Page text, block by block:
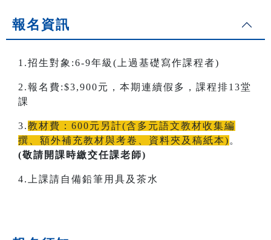
報名資訊
1.招生對象:6-9年級(上過基礎寫作課程者)
2.報名費:$3,900元，本期連續假多，課程排13堂
課
3.教材費：600元另計(含多元語文教材收集編
撰、額外補充教材與考卷、資料夾及稿紙本) 。
(敬請開課時繳交任課老師)
4.上課請自備鉛筆用具及茶水